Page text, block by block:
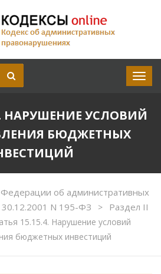
НАРУШЕНИЕ УСЛОВИЙ
БЮДЖЕТНЫХ
Федерации об административных
N 195-ФЗ
> Раздел II
15.15.4. Нарушение условий
бюджетных инвестиций